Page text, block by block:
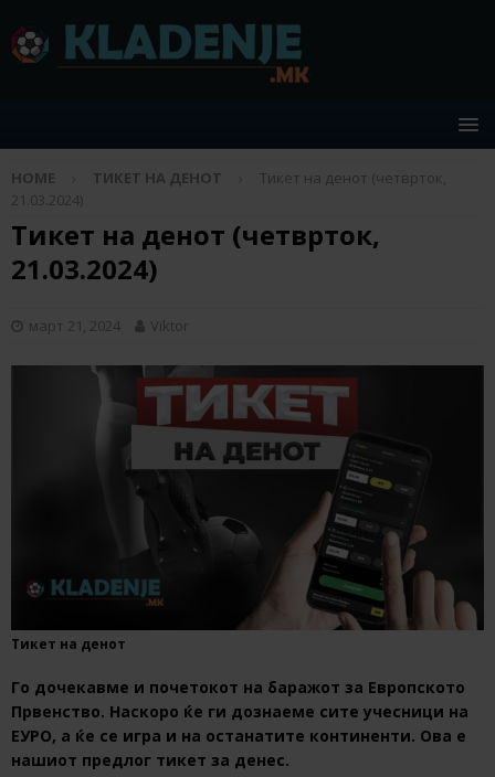
HOME ТИКЕТ НА ДЕНОТ
Тикет на денот (четврток,
21.03.2024)
Тикет на денот (четврток,
21.03.2024)
март 21, 2024 Viktor
Тикет на денот
Го дочекавме и почетокот на баражот за Европското
Првенство. Наскоро ќе ги дознаеме сите учесници на
ЕУРО, а ќе се игра и на останатите континенти. Ова е
нашиот предлог тикет за денес.